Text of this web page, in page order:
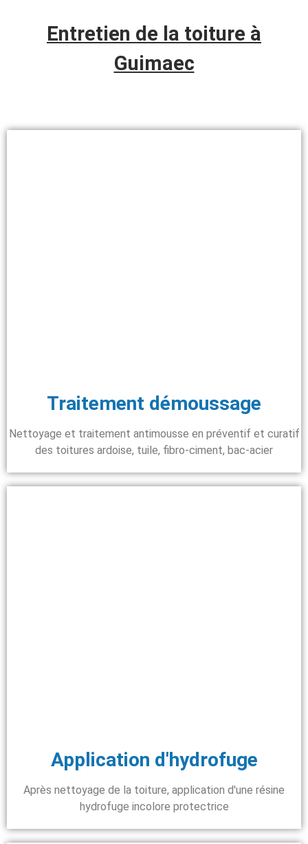
Entretien de la toiture à
Guimaec
Traitement démoussage
Nettoyage et traitement antimousse en préventif et curatif
des toitures ardoise, tuile, fibro-ciment, bac-acier
Application d'hydrofuge
Après nettoyage de la toiture, application d'une résine
hydrofuge incolore protectrice